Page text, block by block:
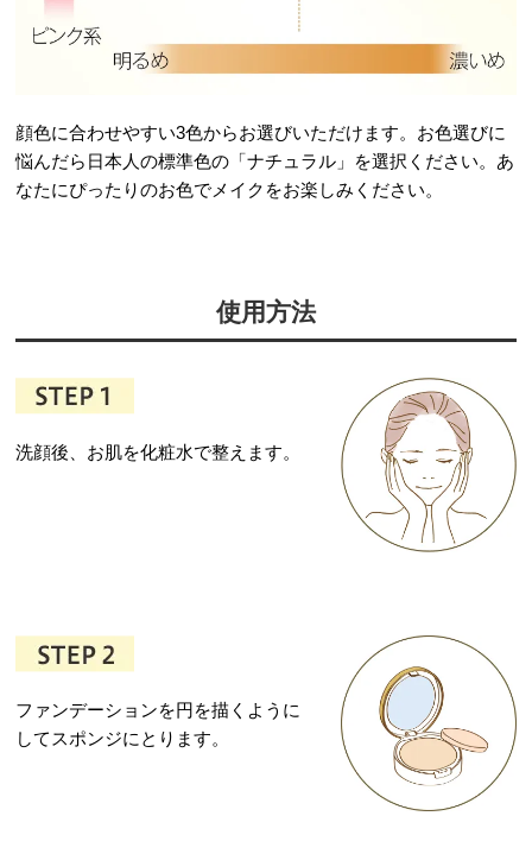
顔色に合わせやすい3色からお選びいただけます。お色選びに
悩んだら日本人の標準色の「ナチュラル」を選択ください。あ
なたにぴったりのお色でメイクをお楽しみください。
使用方法
洗顔後、お肌を化粧水で整えます。
ファンデーションを円を描くように
してスポンジにとります。